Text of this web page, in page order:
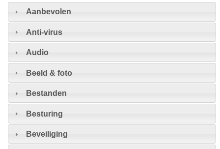
Aanbevolen
Anti-virus
Audio
Beeld & foto
Bestanden
Besturing
Beveiliging